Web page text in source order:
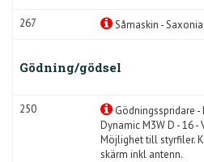
267 Såmaskin -
Gödning/gödsel
250
Gödningsspridare
Dynamic M3W D - 16 -
Möjlighet till styrfiler.
skärm inkl antenn.